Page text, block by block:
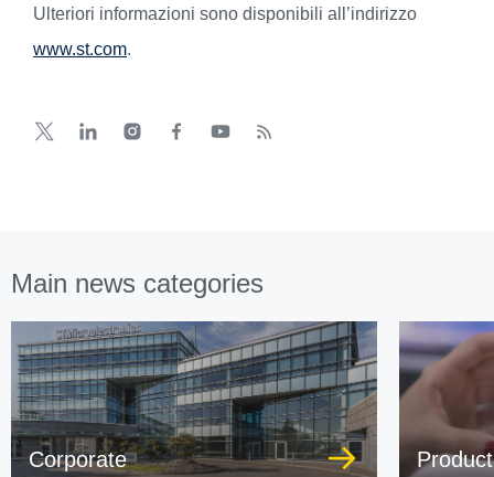
Ulteriori informazioni sono disponibili all’indirizzo
www.st.com.
Main news categories
Corporate